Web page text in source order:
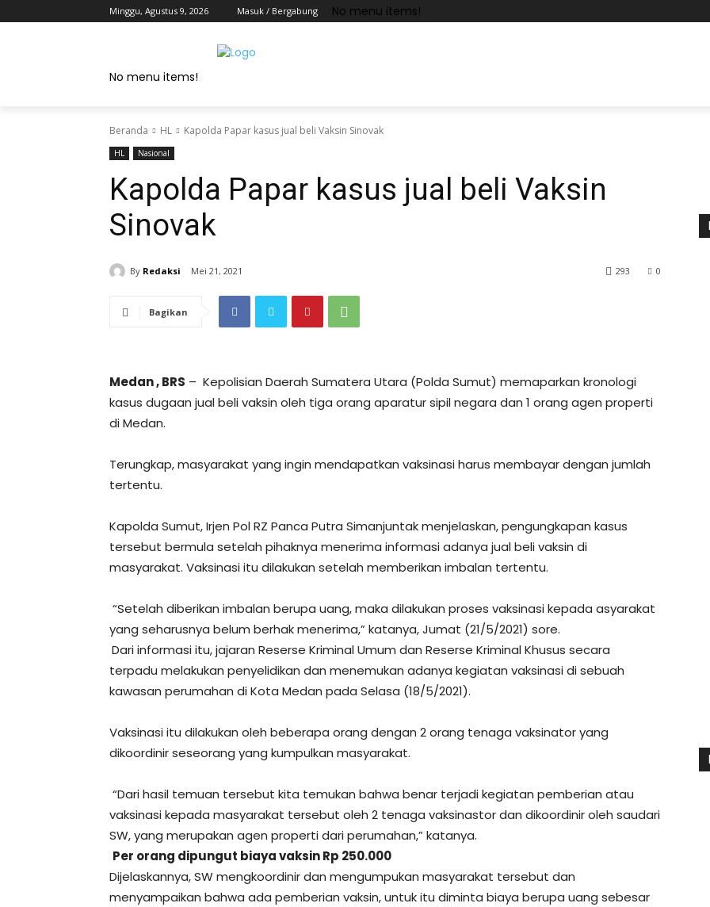
Minggu, Agustus 9, 2026 Masuk / Bergabung No menu items!
No menu items!
Beranda HL Kapolda Papar kasus jual beli Vaksin Sinovak
HL Nasional
Kapolda Papar kasus jual beli Vaksin
Sinovak
By Redaksi Mei 21, 2021 0
293
Bagikan
Medan , BRS – Kepolisian Daerah Sumatera Utara (Polda Sumut) memaparkan kronologi
kasus dugaan jual beli vaksin oleh tiga orang aparatur sipil negara dan 1 orang agen properti
di Medan.
Terungkap, masyarakat yang ingin mendapatkan vaksinasi harus membayar dengan jumlah
tertentu.
Kapolda Sumut, Irjen Pol RZ Panca Putra Simanjuntak menjelaskan, pengungkapan kasus
tersebut bermula setelah pihaknya menerima informasi adanya jual beli vaksin di
masyarakat. Vaksinasi itu dilakukan setelah memberikan imbalan tertentu.
“Setelah diberikan imbalan berupa uang, maka dilakukan proses vaksinasi kepada asyarakat
yang seharusnya belum berhak menerima,” katanya, Jumat (21/5/2021) sore.
Dari informasi itu, jajaran Reserse Kriminal Umum dan Reserse Kriminal Khusus secara
terpadu melakukan penyelidikan dan menemukan adanya kegiatan vaksinasi di sebuah
kawasan perumahan di Kota Medan pada Selasa (18/5/2021).
Vaksinasi itu dilakukan oleh beberapa orang dengan 2 orang tenaga vaksinator yang
dikoordinir seseorang yang kumpulkan masyarakat.
“Dari hasil temuan tersebut kita temukan bahwa benar terjadi kegiatan pemberian atau
vaksinasi kepada masyarakat tersebut oleh 2 tenaga vaksinastor dan dikoordinir oleh saudari
SW, yang merupakan agen properti dari perumahan,” katanya.
Per orang dipungut biaya vaksin Rp 250.000
Dijelaskannya, SW mengkoordinir dan mengumpukan masyarakat tersebut dan
menyampaikan bahwa ada pemberian vaksin, untuk itu diminta biaya berupa uang sebesar